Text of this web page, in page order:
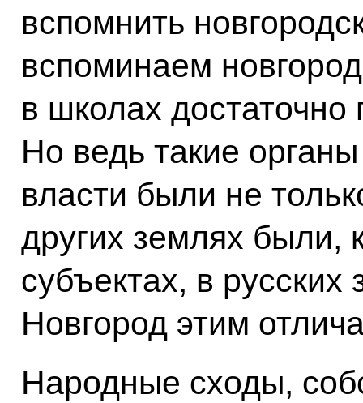
вспомнить
вспоминаем
в школах
Но ведь такие
власти были не
других землях были,
субъектах, в
Новгород этим
Народные сходы,